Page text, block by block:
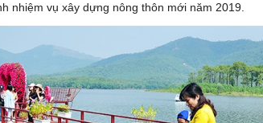
nhiệm vụ xây dựng nông thôn mới năm 2019.